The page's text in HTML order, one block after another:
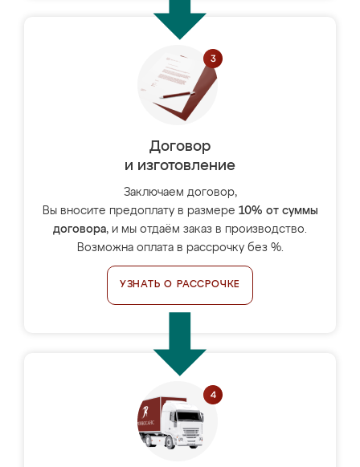
Договор
и изготовление
Заключаем договор,
Вы вносите предоплату в размере 10% от суммы
договора, и мы отдаём заказ в производство.
Возможна оплата в рассрочку без %.
УЗНАТЬ О РАССРОЧКЕ